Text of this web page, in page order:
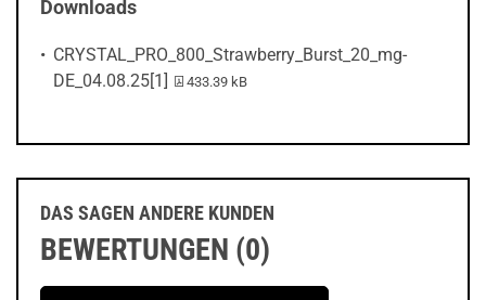
Downloads
CRYSTAL_PRO_800_Strawberry_Burst_20_mg-
DE_04.08.25[1]
PDF-Datei:
433.39 kB
DAS SAGEN ANDERE KUNDEN
BEWERTUNGEN (0)